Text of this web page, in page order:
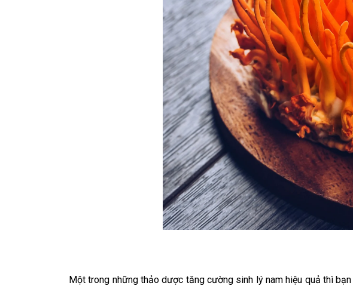
Một trong những thảo dược tăng cường sinh lý nam hiệu quả thì